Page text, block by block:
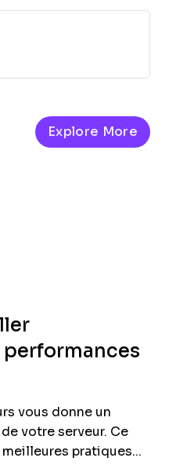
Explore More
vous donne un
votre serveur. Ce
pratiques...